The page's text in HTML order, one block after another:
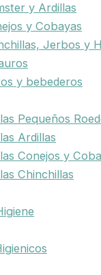
y Ardillas
y Cobayas
Jerbos y
y bebederos
Pequeños
Ardillas
Conejos y
Chinchillas